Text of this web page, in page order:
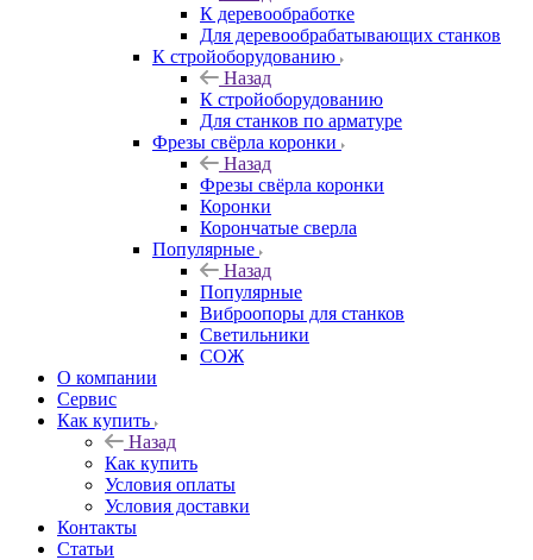
К деревообработке
Для деревообрабатывающих станков
К стройоборудованию
Назад
К стройоборудованию
Для станков по арматуре
Фрезы свёрла коронки
Назад
Фрезы свёрла коронки
Коронки
Корончатые сверла
Популярные
Назад
Популярные
Виброопоры для станков
Светильники
СОЖ
О компании
Сервис
Как купить
Назад
Как купить
Условия оплаты
Условия доставки
Контакты
Статьи